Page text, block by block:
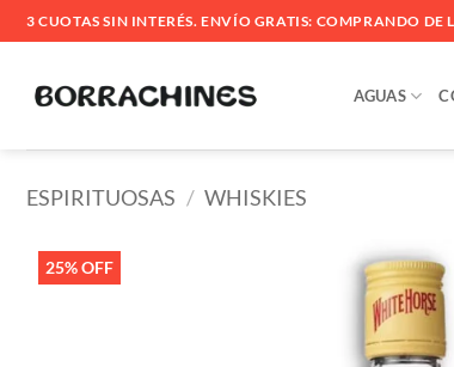
Saltar
al
3 CUOTAS SIN INTERÉS. ENVÍO GRATIS: COMPRANDO
AGUAS
ESPIRITUOSAS / WHISKIES
25% OFF